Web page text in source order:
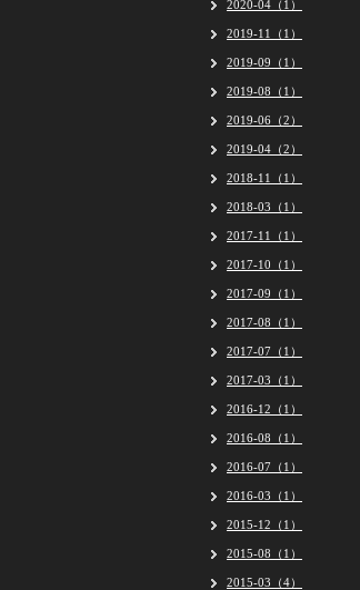
2020-04（1）
2019-11（1）
2019-09（1）
2019-08（1）
2019-06（2）
2019-04（2）
2018-11（1）
2018-03（1）
2017-11（1）
2017-10（1）
2017-09（1）
2017-08（1）
2017-07（1）
2017-03（1）
2016-12（1）
2016-08（1）
2016-07（1）
2016-03（1）
2015-12（1）
2015-08（1）
2015-03（4）